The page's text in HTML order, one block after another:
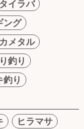
タイラバ
ング
メタル
釣り
釣り
ヒラマサ